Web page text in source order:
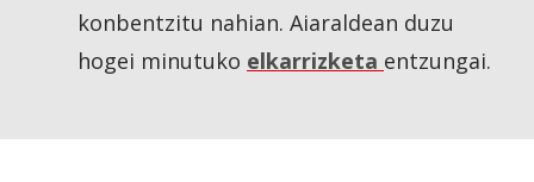
konbentzitu nahian. Aiaraldean duzu
hogei minutuko elkarrizketa entzungai.